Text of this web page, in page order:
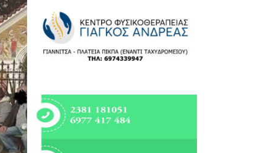
Πολιτική
Αθλητικά